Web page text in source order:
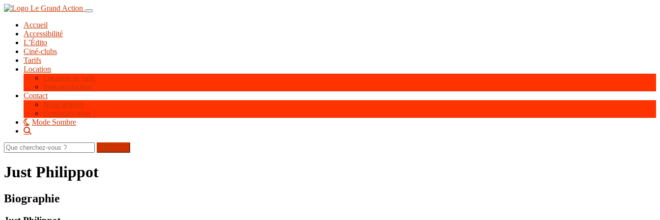
Aller
contenu
principal
Toggle navigation
Accueil
Accessibilité
L’Édito
Ciné-clubs
Tarifs
Location
Location de salle
Post-production
Contact
Nous trouver
Contactez-nous !
Mode Sombre
Rechercher
sur
site
Just Philippot
Biographie